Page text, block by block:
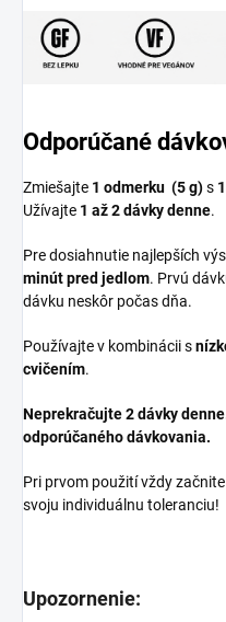
Odporúčané
Zmiešajte 1 odmerku (5 g)s
Užívajte 1 až 2 dávky denne.
Pre dosiahnutie najlepších
minút pred jedlom. Prvú
dávku neskôr počas dňa.
Používajte v kombinácii s
cvičením.
Neprekračujte 2 dávky
odporúčaného dávkovania.
Pri prvom použití vždy
svoju individuálnu toleranciu!
Upozornenie: